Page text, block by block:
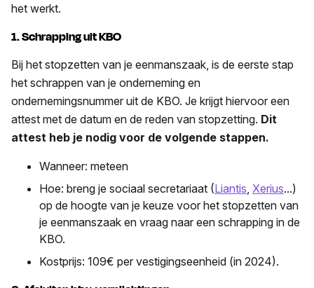
het werkt.
1. Schrapping uit KBO
Bij het stopzetten van je eenmanszaak, is de eerste stap
het schrappen van je onderneming en
ondernemingsnummer uit de KBO. Je krijgt hiervoor een
attest met de datum en de reden van stopzetting. Dit
attest heb je nodig voor de volgende stappen.
Wanneer: meteen
Hoe: breng je sociaal secretariaat (Liantis, Xerius...)
op de hoogte van je keuze voor het stopzetten van
je eenmanszaak en vraag naar een schrapping in de
KBO.
Kostprijs: 109€ per vestigingseenheid (in 2024).